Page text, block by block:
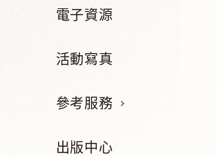
電子資源
活動寫真
參考服務
出版中心